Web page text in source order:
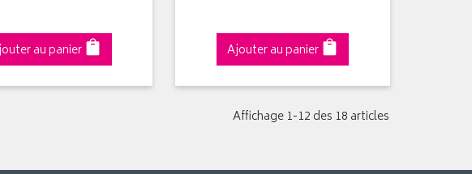
au panier Ajouter au panier
Affichage 1-12 des 18 articles